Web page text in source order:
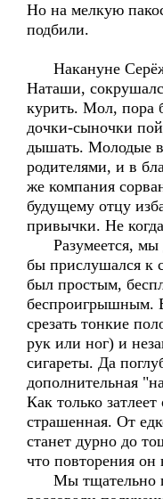
Но на мелкую
подбили.
Накануне
Наташи,
курить. Мол, пора
дочки-сыночки
дышать. Молодые
родителями, и в
же компания
будущему отцу
привычки. Не
Разумеется, мы
бы прислушался к
был простым,
беспроигрышным.
срезать тонкие
рук или ног) и
сигареты. Да
дополнительная
Как только
страшенная. От
станет дурно до
что повторения он
Мы тщательно